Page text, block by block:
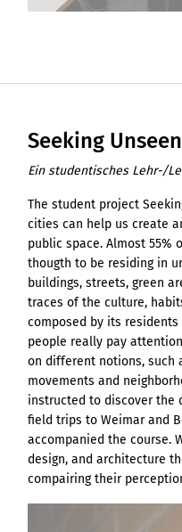
Seeking Unseen
Ein studentisches Lehr-/
The student project
cities can help us create
public space. Almost 55%
thougth to be residing in
buildings, streets, green
traces of the culture,
composed by its
people really pay
on different notions, such
movements and
instructed to discover the
field trips to Weimar and
accompanied the course.
design, and architecture
compairing their